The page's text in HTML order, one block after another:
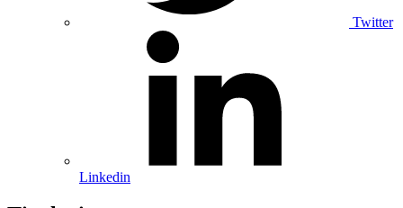
Twitter
Linkedin